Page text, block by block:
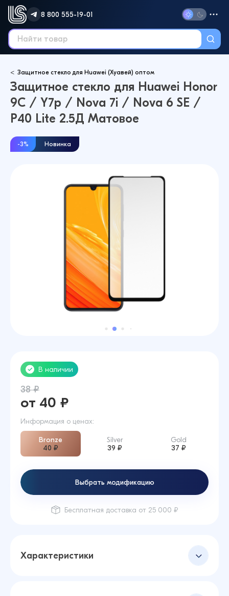
8 800 555-19-01
Защитное стекло для Huawei (Хуавей) оптом
Защитное стекло для Huawei Honor
9C / Y7p / Nova 7i / Nova 6 SE /
P40 Lite 2.5Д Матовое
-3% Новинка
Характеристики
В наличии
38 ₽
от 40 ₽
Информация о ценах:
Bronze
40 ₽
Silver
39 ₽
Gold
37 ₽
Выбрать модификацию
Бесплатная доставка от 25 000 ₽